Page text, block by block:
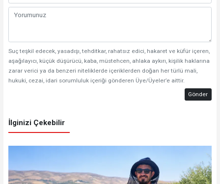
Suç teşkil edecek, yasadışı, tehditkar, rahatsız edici, hakaret ve küfür içeren,
aşağılayıcı, küçük düşürücü, kaba, müstehcen, ahlaka aykırı, kişilik haklarına
zarar verici ya da benzeri niteliklerde içeriklerden doğan her türlü mali,
hukuki, cezai, idari sorumluluk içeriği gönderen Üye/Üyeler’e aittir.
Gönder
İlginizi Çekebilir